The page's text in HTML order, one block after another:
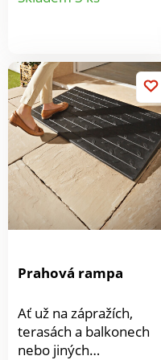
květináči, balíky,
Praktické jsou také pro
zavěšení nebo
upevnění předmětů.
Každý z nich lze zatížit
až 30 kg. Lehčí zvedání
+ přeprava břemen.
Praktické rukojeti .
Víceúčelové. Ideální k
zvedání předmětů.
Prahová rampa
Ať už na zápražích,
terasách a balkonech
nebo jiných